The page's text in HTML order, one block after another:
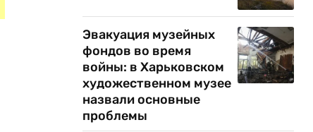
Эвакуация музейных
фондов во время
войны: в Харьковском
художественном музее
назвали основные
проблемы